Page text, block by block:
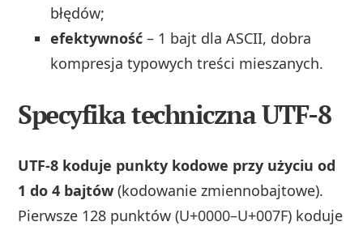
błędów;
efektywność – 1 bajt dla ASCII, dobra
kompresja typowych treści mieszanych.
Specyfika techniczna UTF-8
UTF‑8 koduje punkty kodowe przy użyciu od
1 do 4 bajtów (kodowanie zmiennobajtowe).
Pierwsze 128 punktów (U+0000–U+007F) koduje